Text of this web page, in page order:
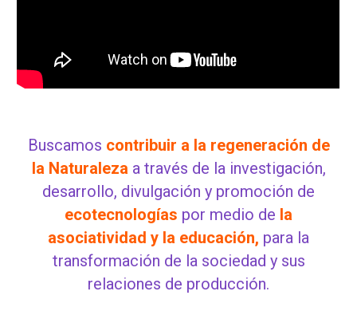
Buscamos contribuir a la regeneración de
la Naturaleza a través de la investigación,
desarrollo, divulgación y promoción de
ecotecnologías por medio de la
asociatividad y la educación, para la
transformación de la sociedad y sus
relaciones de producción.